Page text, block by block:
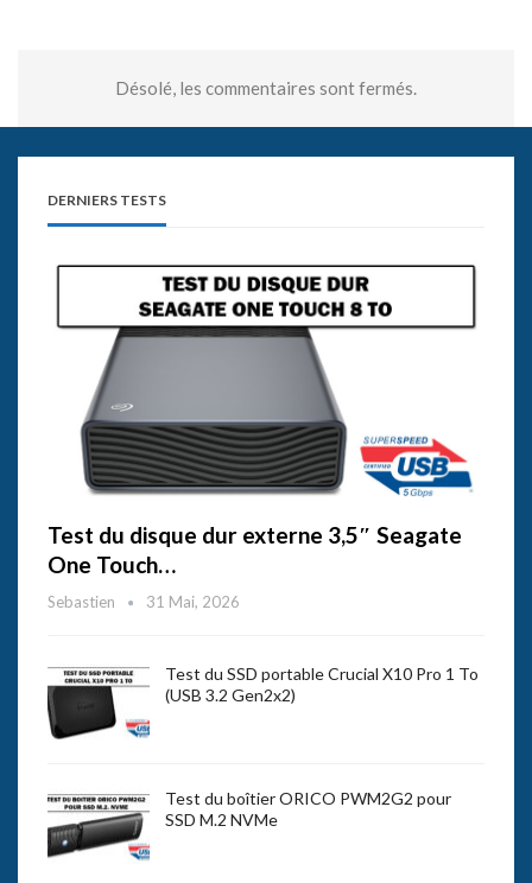
Désolé, les commentaires sont fermés.
DERNIERS TESTS
Test du disque dur externe 3,5″ Seagate
One Touch…
Sebastien 31 Mai, 2026
Test du SSD portable Crucial X10 Pro 1 To
(USB 3.2 Gen2x2)
Test du boîtier ORICO PWM2G2 pour
SSD M.2 NVMe